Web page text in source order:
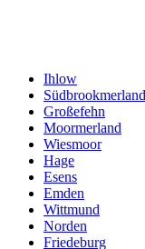
Ihlow
Südbrookmerland
Großefehn
Moormerland
Wiesmoor
Hage
Esens
Emden
Wittmund
Norden
Friedeburg